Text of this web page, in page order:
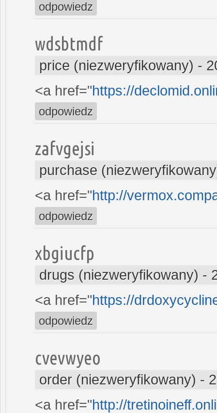
odpowiedz
wdsbtmdf
price (niezweryfikowany) -
<a href="https://
odpowiedz
zafvgejsi
purchase
<a href="http://
odpowiedz
xbgiucfp
drugs (niezweryfikowany) -
<a href="https://
odpowiedz
cvevwyeo
order (niezweryfikowany) -
<a href="http://